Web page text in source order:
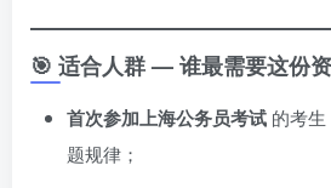
🎯 适合人群 — 谁最需要这份
首次参加上海公务员考试 的考
题规律；